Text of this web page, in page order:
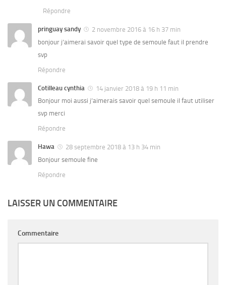
Répondre
pringuay sandy
2 novembre 2016 à 16 h 37 min
bonjour j’aimerai savoir quel type de semoule faut il prendre
svp
Répondre
Cotilleau cynthia
14 janvier 2018 à 19 h 11 min
Bonjour moi aussi j’aimerais savoir quel semoule il faut utiliser
svp merci
Répondre
Hawa
28 septembre 2018 à 13 h 34 min
Bonjour semoule fine
Répondre
LAISSER UN COMMENTAIRE
Commentaire